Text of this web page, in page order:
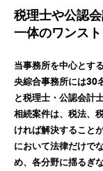
税理士や公認
一体のワンス
当事務所を中心とす
央綜合事務所には30
と税理士・公認会計
相続案件は、税法、
ければ解決すること
において法律だけで
め、各分野に揺るぎ